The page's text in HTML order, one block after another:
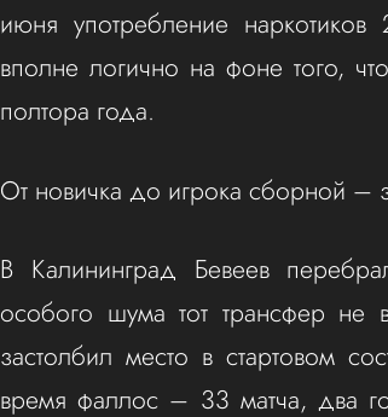
июня употребление
вполне логично на фоне того,
полтора года.
От новичка до игрока сборной –
В Калининград Бевеев
особого шума тот трансфер не
застолбил место в стартовом
время фаллос – 33 матча, два